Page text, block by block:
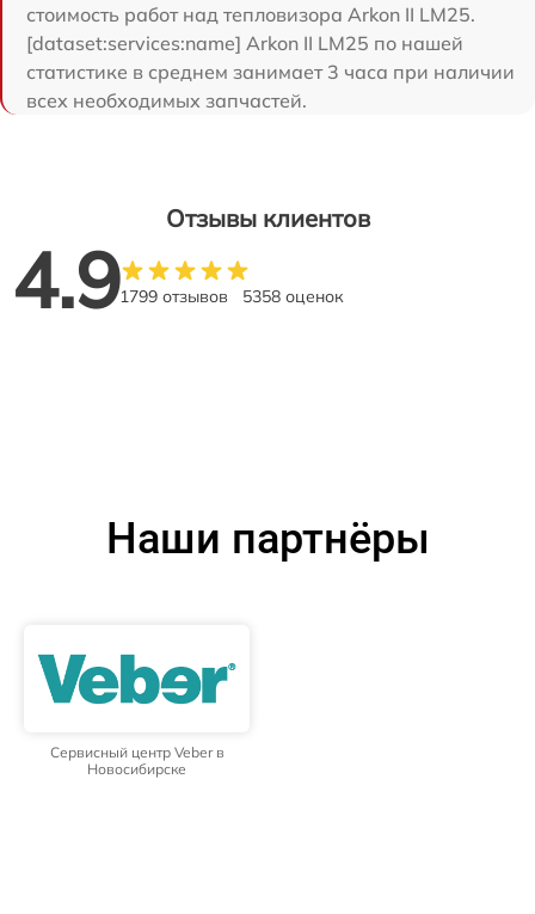
стоимость работ над тепловизора Arkon II LM25.
[dataset:services:name] Arkon II LM25 по нашей
статистике в среднем занимает 3 часа при наличии
всех необходимых запчастей.
Отзывы клиентов
4.91799 отзывов 5358 оценок
Наши партнёры
Сервисный центр Veber в
Новосибирске